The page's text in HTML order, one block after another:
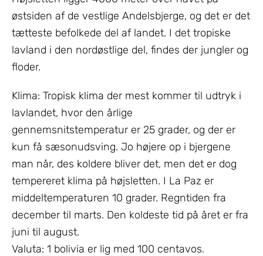
østsiden af de vestlige Andelsbjerge, og det er det
tætteste befolkede del af landet. I det tropiske
lavland i den nordøstlige del, findes der jungler og
floder.
Klima: Tropisk klima der mest kommer til udtryk i
lavlandet, hvor den årlige
gennemsnitstemperatur er 25 grader, og der er
kun få sæsonudsving. Jo højere op i bjergene
man når, des koldere bliver det, men det er dog
tempereret klima på højsletten. I La Paz er
middeltemperaturen 10 grader. Regntiden fra
december til marts. Den koldeste tid på året er fra
juni til august.
Valuta: 1 bolivia er lig med 100 centavos.